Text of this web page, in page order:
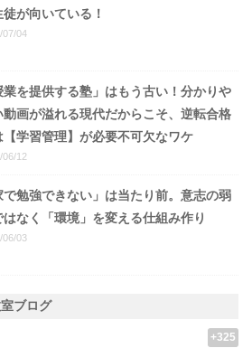
徒が向いている！
07/04
業を提供する塾」はもう古い！分かりや
動画が溢れる現代だからこそ、逆転合格
【学習管理】が必要不可欠なワケ
06/12
で勉強できない」は当たり前。意志の弱
はなく「環境」を変える仕組み作り
06/03
ブログ
+325